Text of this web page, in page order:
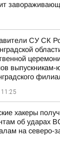
СУ СК
выпускникам-
11:25
хакеры
об ударах
на северо-